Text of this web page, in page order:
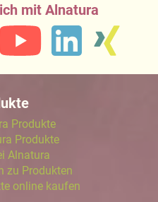
mit Alnatura
Produkte
Produkte
Alnatura
zu Produkten
online kaufen